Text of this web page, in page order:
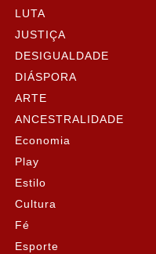
LUTA
JUSTIÇA
DESIGUALDADE
DIÁSPORA
ARTE
ANCESTRALIDADE
Economia
Play
Estilo
Cultura
Fé
Esporte